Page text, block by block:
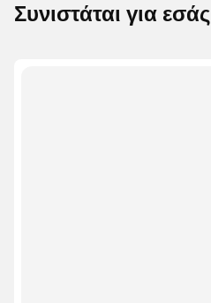
Συνιστάται για εσάς